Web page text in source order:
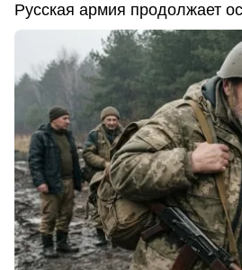
Русская армия продолжает